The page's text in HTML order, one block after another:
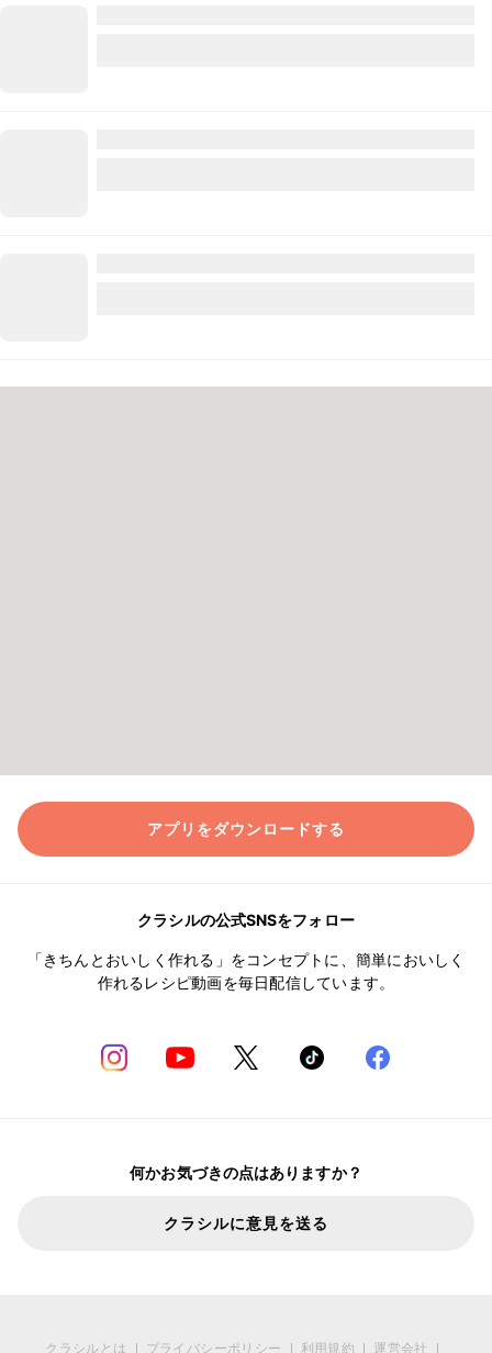
アプリをダウンロードする
クラシルの公式SNSをフォロー
「きちんとおいしく作れる」をコンセプトに、簡単においしく
作れるレシピ動画を毎日配信しています。
何かお気づきの点はありますか？
クラシルに意見を送る
クラシルとは プライバシーポリシー 利用規約 運営会社